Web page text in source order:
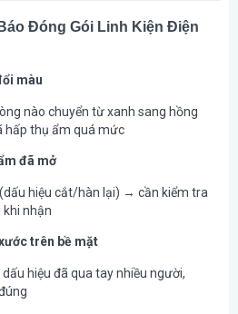
Đóng Gói Linh Kiện Điện
màu
nào chuyển từ xanh sang hồng
hấp thụ ẩm quá mức
đã mở
hiệu cắt/hàn lại) → cần kiểm tra
nhận
trên bề mặt
hiệu đã qua tay nhiều người,